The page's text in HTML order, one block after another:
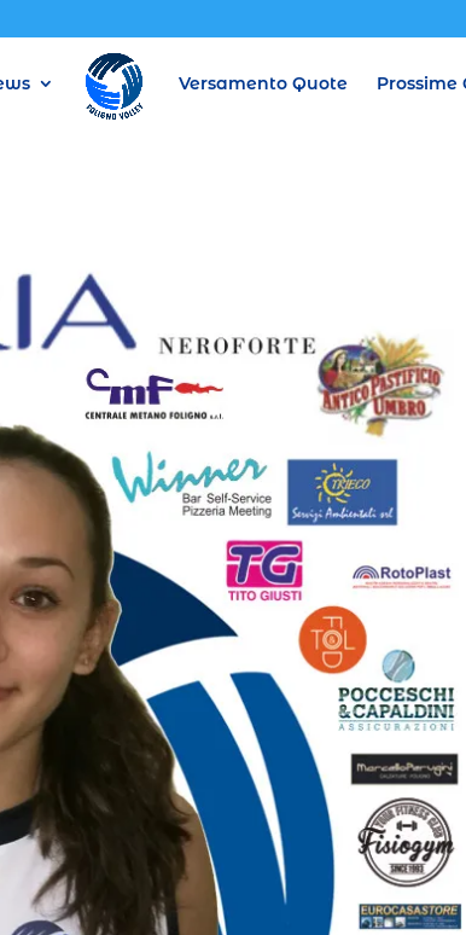
Versamento Quote Prossime